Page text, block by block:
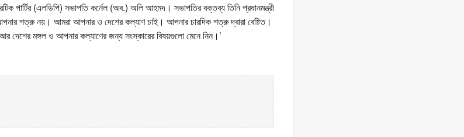
পার্টির (এলডিপি) সভাপতি কর্নেল (অব.) অলি আহমদ। সভাপতির বক্তব্য তিনি প্রধানমন্ত্রী
শত্রু নয়। আমরা আপনার ও দেশের কল্যাণ চাই। আপনার চারদিক শত্রু দ্বারা বেষ্টিত।
দেশের মঙ্গল ও আপনার কল্যাণের জন্য সংস্কারের বিষয়গুলো মেনে নিন।’